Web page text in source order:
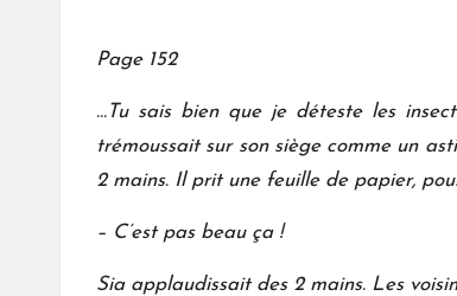
Page 152
…Tu sais bien que je déteste les
trémoussait sur son siège comme un
2 mains. Il prit une feuille de papier,
– C’est pas beau ça !
Sia applaudissait des 2 mains. Les